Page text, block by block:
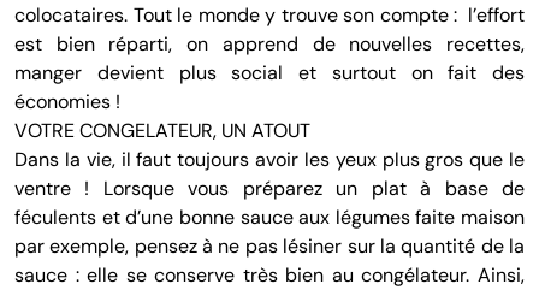
colocataires. Tout le monde y trouve son compte : l’effort
est bien réparti, on apprend de nouvelles recettes,
manger devient plus social et surtout on fait des
économies !
VOTRE CONGELATEUR, UN ATOUT
Dans la vie, il faut toujours avoir les yeux plus gros que le
ventre ! Lorsque vous préparez un plat à base de
féculents et d’une bonne sauce aux légumes faite maison
par exemple, pensez à ne pas lésiner sur la quantité de la
sauce : elle se conserve très bien au congélateur. Ainsi,